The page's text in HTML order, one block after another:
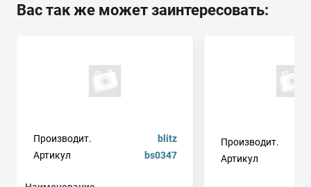
Вас так же может заинтересовать:
Производит.
blitz
Артикул
bs0347
Производит.
Артикул